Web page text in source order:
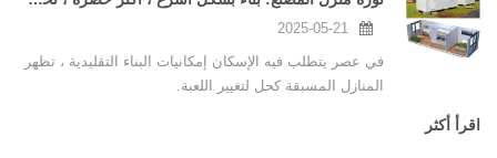
2025-05-21
في عصر يتطلب فيه الإسكان إمكانيات البناء التقليدية ، تظهر
المنازل المسبقة كحل لتغيير اللعبة.
اقرأ أكثر